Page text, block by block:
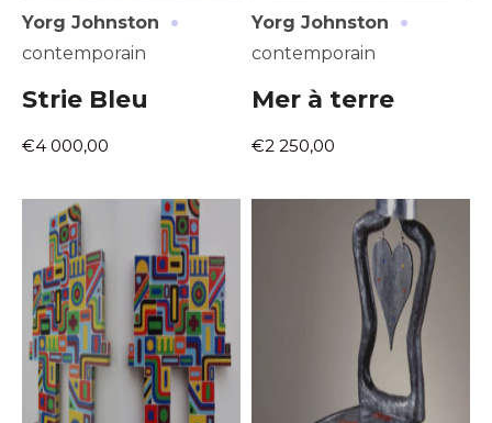
Yorg Johnston ·
contemporain
Strie Bleu
€4 000,00
Yorg Johnston ·
contemporain
Mer à terre
€2 250,00